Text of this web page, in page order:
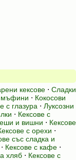
кексове ⋅ Сладки
мъфини ⋅ Кокосови
с глазура ⋅ Луксозни
⋅ Кексове с
и вишни ⋅ Кексове
с орехи ⋅
със сладка и
⋅ Кексове с кафе ⋅
хляб ⋅ Кексове с